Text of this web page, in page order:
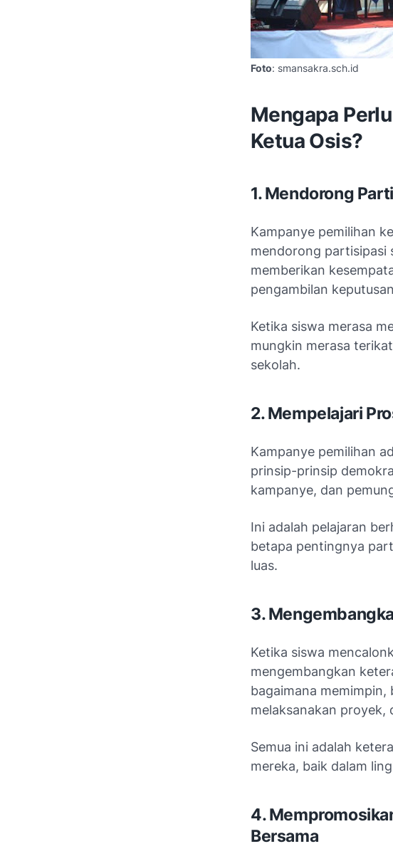
Foto: smansakra.sch.id
Mengapa
Ketua Osis?
1. Mendorong
Kampanye pemilihan
mendorong partisipasi
memberikan
pengambilan
Ketika siswa merasa
mungkin merasa
sekolah.
2. Mempelajari
Kampanye pemilihan
prinsip-prinsip
kampanye, dan
Ini adalah pelajaran
betapa pentingnya
luas.
3.
Ketika siswa
mengembangkan
bagaimana
melaksanakan proyek,
Semua ini adalah
mereka, baik dalam
4.
Bersama